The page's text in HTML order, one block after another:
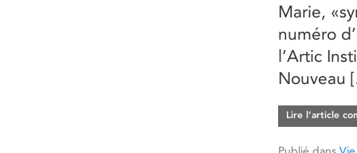
Marie,
numéro
l’Artic
Nouveau
Lire l’article